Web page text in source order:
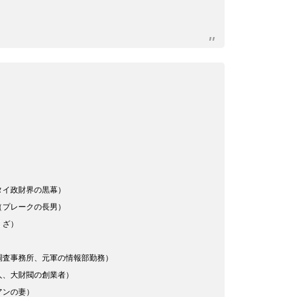
政財界の黒幕）
レークの長男）
）
事務所、元軍の情報部勤務）
、大財閥の創業者）
の妻）